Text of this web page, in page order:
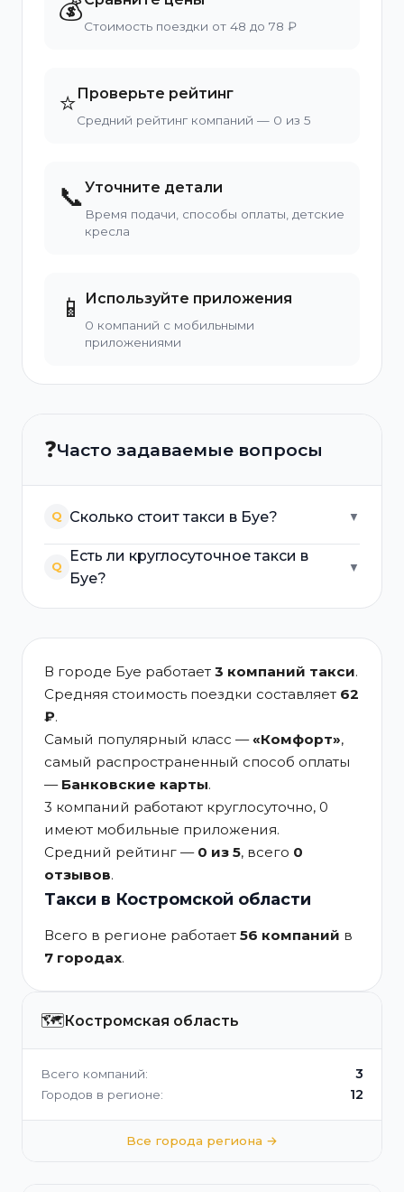
💰
Стоимость поездки от 48 до 78 ₽
⭐Проверьте рейтинг
Средний рейтинг компаний — 0 из 5
📞Уточните детали
Время подачи, способы оплаты, детские
кресла
📱 Используйте приложения
0 компаний с мобильными
приложениями
❓Часто задаваемые вопросы
Q Сколько стоит такси в Буе? ▼
Q
Есть ли круглосуточное такси в
Буе?
▼
В городе Буе работает 3 компаний такси.
Средняя стоимость поездки составляет 62
₽.
Самый популярный класс —«Комфорт»,
самый распространенный способ оплаты
— Банковские карты.
3 компаний работают круглосуточно, 0
имеют мобильные приложения.
Средний рейтинг — 0 из 5, всего 0
отзывов.
Такси в Костромской области
Всего в регионе работает 56 компаний в
7 городах.
🗺️Костромская область
Всего компаний: 3
Городов в регионе: 12
Все города региона →